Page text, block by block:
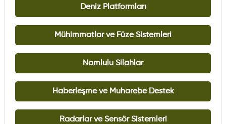
Deniz Platformları
Mühimmatlar ve Füze Sistemleri
Namlulu Silahlar
Haberleşme ve Muharebe Destek
Radarlar ve Sensör Sistemleri